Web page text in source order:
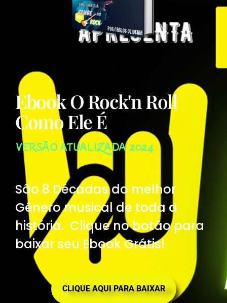
Ebook O Rock'n Roll
Como Ele É
VERSÃO ATUALIZADA 2024
São 8 Décadas do melhor
Gênero musical de toda a
história. Clique no botão para
baixar seu Ebook Grátis!
CLIQUE AQUI PARA BAIXAR